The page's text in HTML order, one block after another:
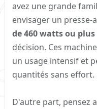
avez une grande
envisager un presse-
de 460 watts ou plus
décision. Ces
un usage intensif et
quantités sans effort.
D'autre part, pensez